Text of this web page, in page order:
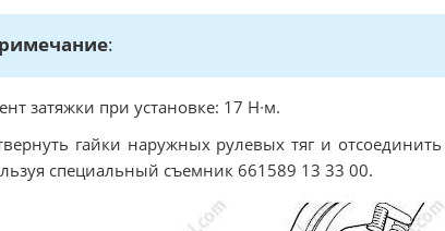
:
затяжки при установке: 17 Н∙м.
гайки наружных рулевых тяг и
специальный съемник 661589 13 33 00.